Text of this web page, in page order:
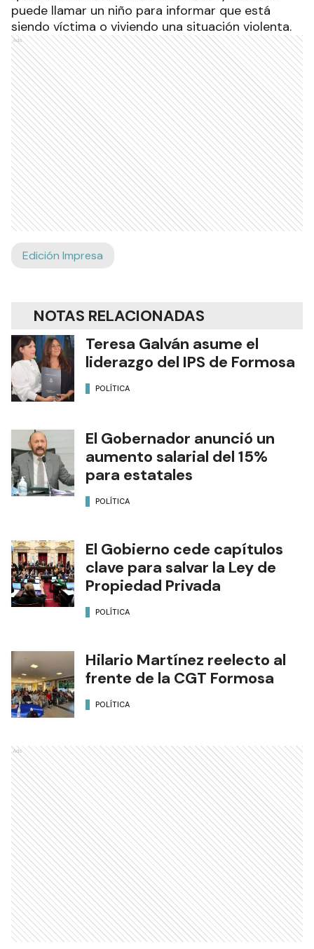
puede llamar un niño para informar que está
siendo víctima o viviendo una situación violenta.
Ads
Edición Impresa
NOTAS RELACIONADAS
Teresa Galván asume el
liderazgo del IPS de Formosa
POLÍTICA
El Gobernador anunció un
aumento salarial del 15%
para estatales
POLÍTICA
El Gobierno cede capítulos
clave para salvar la Ley de
Propiedad Privada
POLÍTICA
Hilario Martínez reelecto al
frente de la CGT Formosa
POLÍTICA
Ads